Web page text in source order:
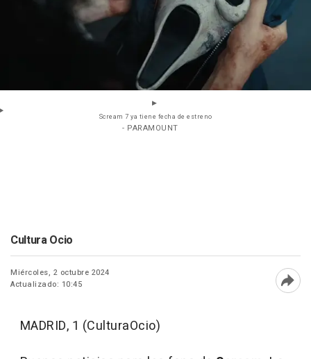
Scream 7 ya tiene fecha de estreno
- PARAMOUNT
Cultura Ocio
Miércoles, 2 octubre 2024
Actualizado: 10:45
MADRID, 1 (CulturaOcio)